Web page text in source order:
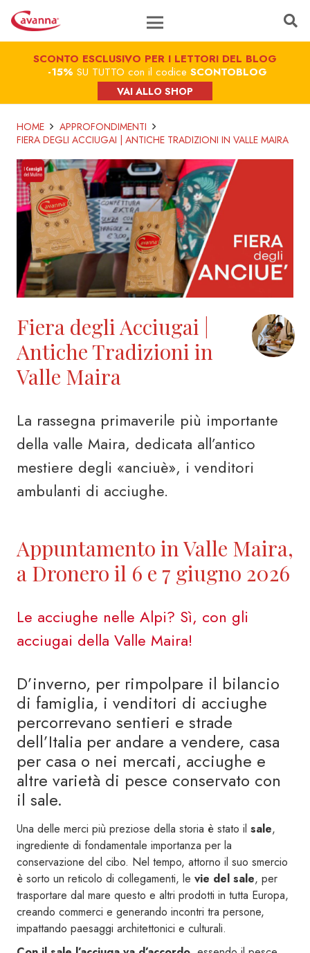
SCONTO ESCLUSIVO PER I LETTORI DEL BLOG
-15% SU TUTTO con il codice SCONTOBLOG
VAI ALLO SHOP
HOME
APPROFONDIMENTI
FIERA DEGLI ACCIUGAI | ANTICHE TRADIZIONI IN VALLE MAIRA
Fiera degli Acciugai |
Antiche Tradizioni in
Valle Maira
La rassegna primaverile più importante
della valle Maira, dedicata all’antico
mestiere degli «anciuè», i venditori
ambulanti di acciughe.
Appuntamento in Valle Maira,
a Dronero il 6 e 7 giugno 2026
Le acciughe nelle Alpi? Sì, con gli
acciugai della Valle Maira!
D’inverno, per rimpolpare il bilancio
di famiglia, i venditori di acciughe
percorrevano sentieri e strade
dell’Italia per andare a vendere, casa
per casa o nei mercati, acciughe e
altre varietà di pesce conservato con
il sale.
Una delle merci più preziose della storia è stato il sale,
ingrediente di fondamentale importanza per la
conservazione del cibo. Nel tempo, attorno il suo smercio
è sorto un reticolo di collegamenti, le vie del sale, per
trasportare dal mare questo e altri prodotti in tutta Europa,
creando commerci e generando incontri tra persone,
impattando paesaggi architettonici e culturali.